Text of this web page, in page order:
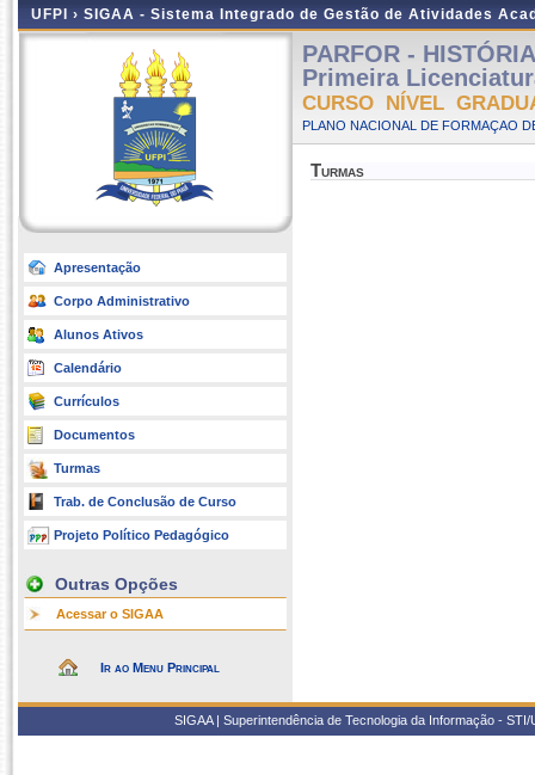
UFPI › SIGAA - Sistema Integrado de Gestão de Atividades
Apresentação
Corpo Administrativo
Alunos Ativos
Calendário
Currículos
Documentos
Turmas
Trab. de Conclusão de Curso
Projeto Político Pedagógico
Outras Opções
Acessar o SIGAA
Ir ao Menu Principal
PARFOR -
Primeira
CURSO NÍVEL
PLANO NACIONAL DE FORMAÇAO
Turmas
SIGAA | Superintendência de Tecnologia da Informação -